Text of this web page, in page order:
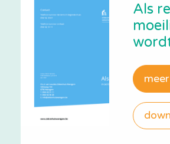
Als